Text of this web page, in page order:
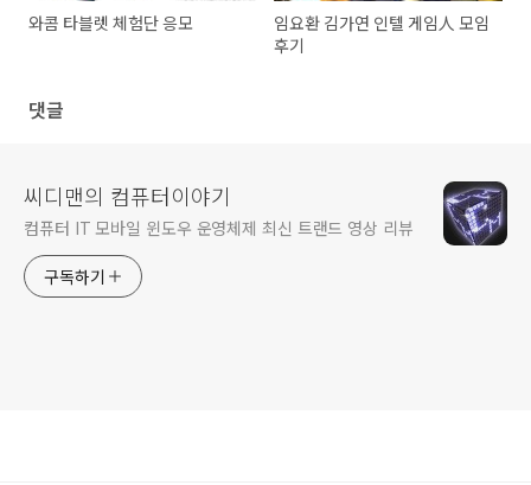
와콤 타블렛 체험단 응모
임요환 김가연 인텔 게임人 모임
후기
댓글
씨디맨의 컴퓨터이야기
컴퓨터 IT 모바일 윈도우 운영체제 최신 트랜드 영상 리뷰
구독하기